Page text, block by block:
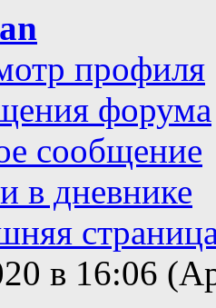
профиля
форума
сообщение
в дневнике
в 16:06